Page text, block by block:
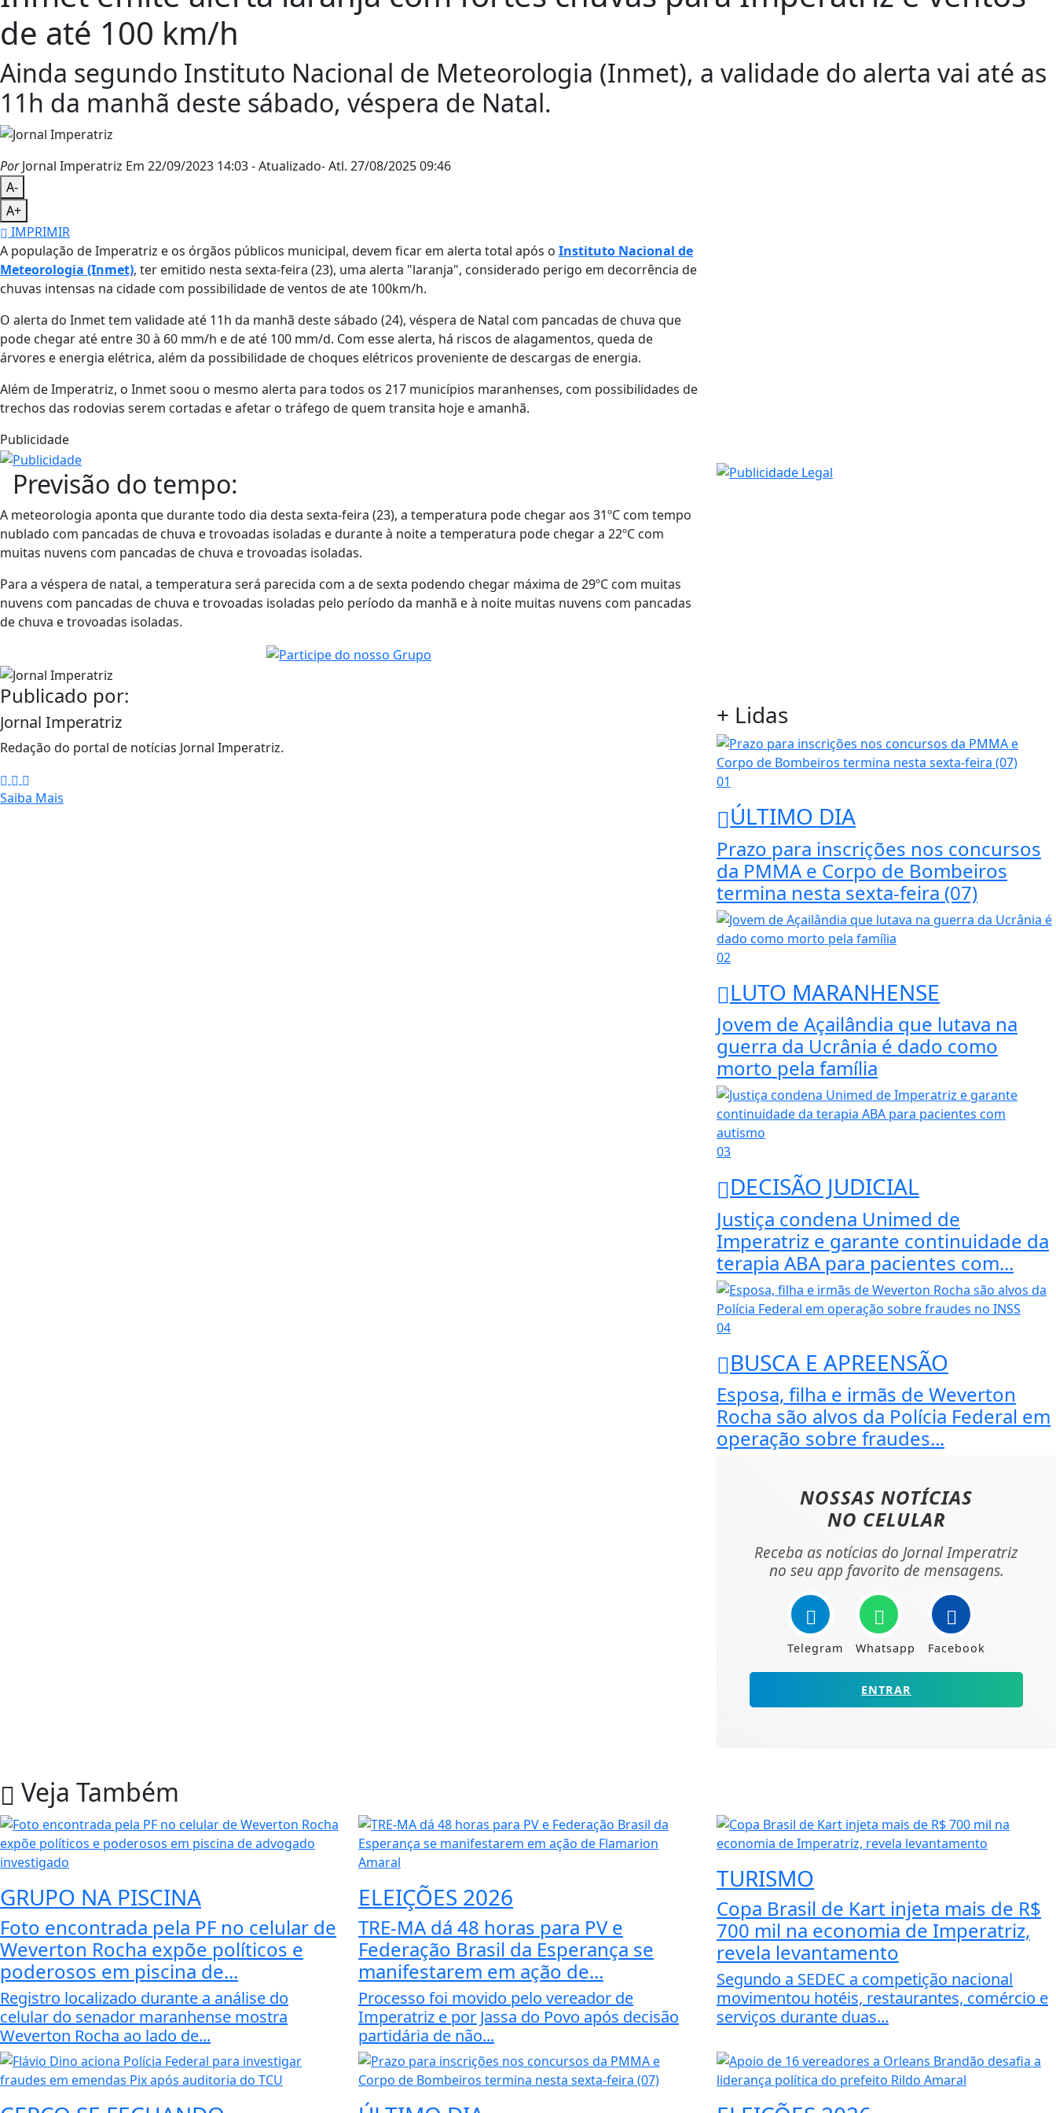
de até 100 km/h
Ainda segundo Instituto Nacional de Meteorologia (Inmet), a validade do alerta vai até as
11h da manhã deste sábado, véspera de Natal.
PorJornal Imperatriz Em 22/09/2023 14:03- Atualizado- Atl. 27/08/2025 09:46
A-
A+
IMPRIMIR
A população de Imperatriz e os órgãos públicos municipal, devem ficar em alerta total após o Instituto Nacional de
Meteorologia (Inmet), ter emitido nesta sexta-feira (23), uma alerta "laranja", considerado perigo em decorrência de
chuvas intensas na cidade com possibilidade de ventos de ate 100km/h.
O alerta do Inmet tem validade até 11h da manhã deste sábado (24), véspera de Natal com pancadas de chuva que
pode chegar até entre 30 à 60 mm/h e de até 100 mm/d. Com esse alerta, há riscos de alagamentos, queda de
árvores e energia elétrica, além da possibilidade de choques elétricos proveniente de descargas de energia.
Além de Imperatriz, o Inmet soou o mesmo alerta para todos os 217 municípios maranhenses, com possibilidades de
trechos das rodovias serem cortadas e afetar o tráfego de quem transita hoje e amanhã.
Publicidade
Previsão do tempo:
A meteorologia aponta que durante todo dia desta sexta-feira (23), a temperatura pode chegar aos 31ºC com tempo
nublado com pancadas de chuva e trovoadas isoladas e durante à noite a temperatura pode chegar a 22ºC com
muitas nuvens com pancadas de chuva e trovoadas isoladas.
Para a véspera de natal, a temperatura será parecida com a de sexta podendo chegar máxima de 29ºC com muitas
nuvens com pancadas de chuva e trovoadas isoladas pelo período da manhã e à noite muitas nuvens com pancadas
de chuva e trovoadas isoladas.
Publicado por:
Jornal Imperatriz
Redação do portal de notícias Jornal Imperatriz.
Saiba Mais
+ Lidas
01
ÚLTIMO DIA
Prazo para inscrições nos concursos
da PMMA e Corpo de Bombeiros
termina nesta sexta-feira (07)
02
LUTO MARANHENSE
Jovem de Açailândia que lutava na
guerra da Ucrânia é dado como
morto pela família
03
DECISÃO JUDICIAL
Justiça condena Unimed de
Imperatriz e garante continuidade da
terapia ABA para pacientes com...
04
BUSCA E APREENSÃO
Esposa, filha e irmãs de Weverton
Rocha são alvos da Polícia Federal em
operação sobre fraudes...
NOSSAS NOTÍCIAS
NO CELULAR
Receba as notícias do Jornal Imperatriz
no seu app favorito de mensagens.
Telegram Whatsapp Facebook
ENTRAR
Veja Também
GRUPO NA PISCINA
Foto encontrada pela PF no celular de
Weverton Rocha expõe políticos e
poderosos em piscina de...
Registro localizado durante a análise do
celular do senador maranhense mostra
Weverton Rocha ao lado de...
ELEIÇÕES 2026
TRE-MA dá 48 horas para PV e
Federação Brasil da Esperança se
manifestarem em ação de...
Processo foi movido pelo vereador de
Imperatriz e por Jassa do Povo após decisão
partidária de não...
TURISMO
Copa Brasil de Kart injeta mais de R$
700 mil na economia de Imperatriz,
revela levantamento
Segundo a SEDEC a competição nacional
movimentou hotéis, restaurantes, comércio e
serviços durante duas...